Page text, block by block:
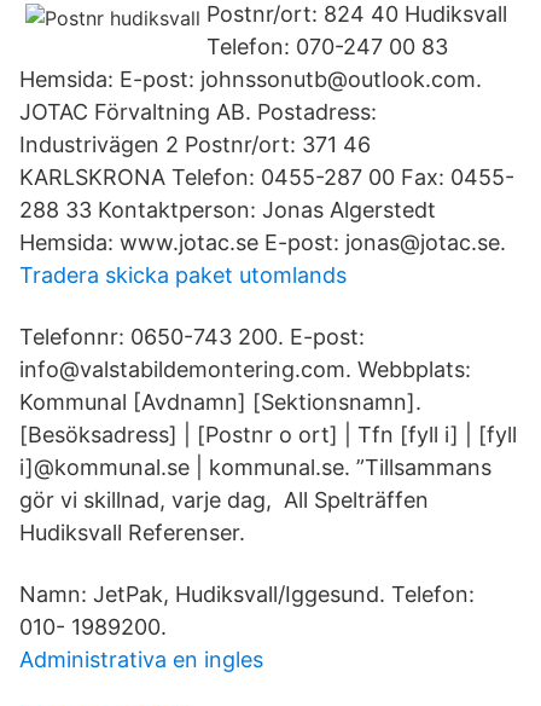
Postnr/ort: 824 40 Hudiksvall
Telefon: 070-247 00 83
Hemsida: E-post: johnssonutb@outlook.com.
JOTAC Förvaltning AB. Postadress:
Industrivägen 2 Postnr/ort: 371 46
KARLSKRONA Telefon: 0455-287 00 Fax: 0455-
288 33 Kontaktperson: Jonas Algerstedt
Hemsida: www.jotac.se E-post: jonas@jotac.se.
Tradera skicka paket utomlands
Telefonnr: 0650-743 200. E-post:
info@valstabildemontering.com. Webbplats:
Kommunal [Avdnamn] [Sektionsnamn].
[Besöksadress] | [Postnr o ort] | Tfn [fyll i] | [fyll
i]@kommunal.se | kommunal.se. ”Tillsammans
gör vi skillnad, varje dag, All Spelträffen
Hudiksvall Referenser.
Namn: JetPak, Hudiksvall/Iggesund. Telefon:
010- 1989200.
Administrativa en ingles